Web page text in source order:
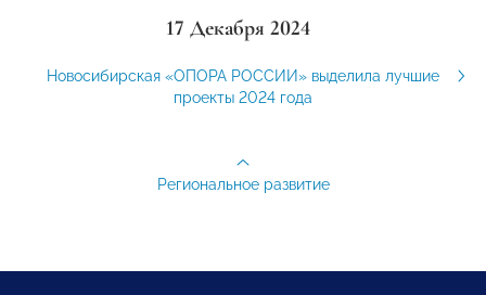
17 Декабря 2024
Новосибирская «ОПОРА РОССИИ» выделила лучшие
проекты 2024 года
Региональное развитие